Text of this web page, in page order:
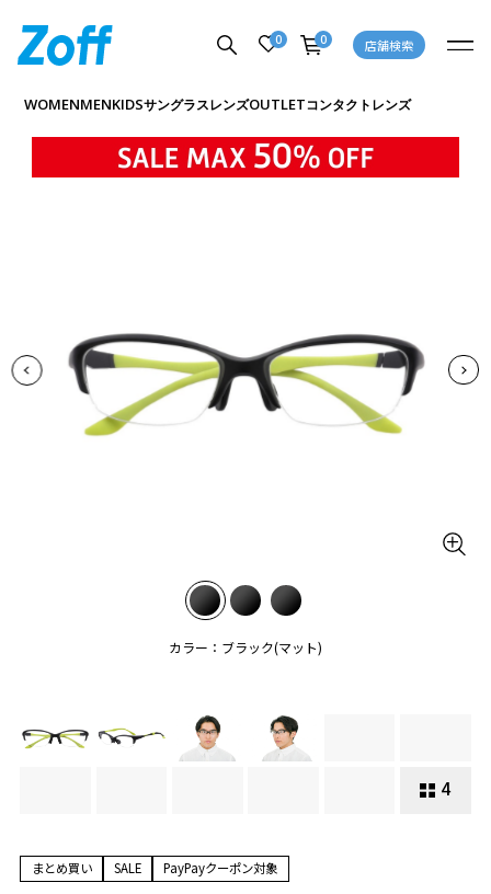
0 0 店舗検索
WOMENMENKIDSサングラスレンズOUTLETコンタクトレンズ
カラー：ブラック(マット)
4
商品詳細ページへ
まとめ買い SALE PayPayクーポン対象